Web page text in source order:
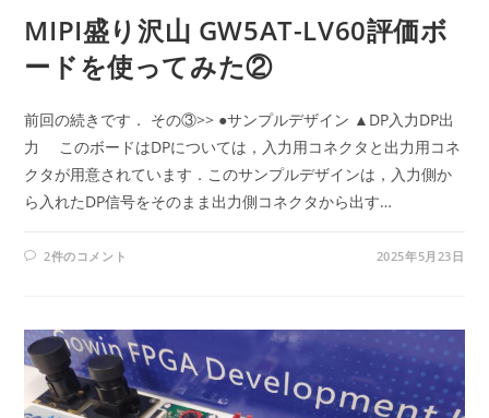
MIPI盛り沢山 GW5AT-LV60評価ボ
ードを使ってみた②
前回の続きです． その③>> ●サンプルデザイン ▲DP入力DP出
力 このボードはDPについては，入力用コネクタと出力用コネ
クタが用意されています．このサンプルデザインは，入力側か
ら入れたDP信号をそのまま出力側コネクタから出す…
2件のコメント 2025年5月23日